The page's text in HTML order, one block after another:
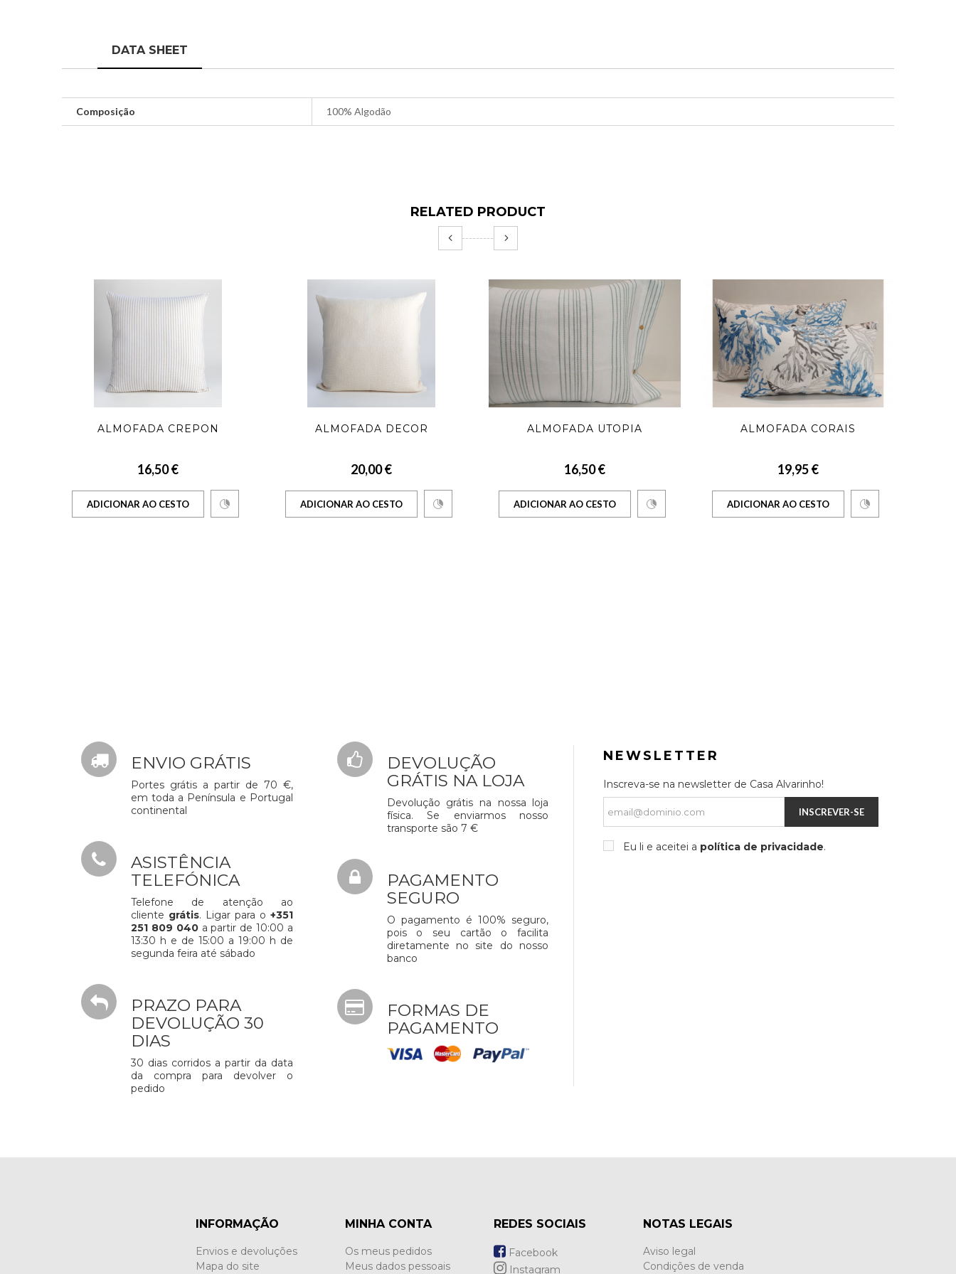
DATA SHEET
Composição 100% Algodão
RELATED PRODUCT
ALMOFADA CREPON
16,50 €
ADICIONAR AO CESTO
ALMOFADA DECOR
20,00 €
ADICIONAR AO CESTO
ALMOFADA UTOPIA
16,50 €
ADICIONAR AO CESTO
ALMOFADA CORAIS
19,95 €
ADICIONAR AO CESTO
ENVIO GRÁTIS
Portes grátis a partir de 70 €,
em toda a Península e Portugal
continental
ASISTÊNCIA
TELEFÓNICA
Telefone de atenção ao
cliente grátis. Ligar para o +351
251 809 040a partir de 10:00 a
13:30 h e de 15:00 a 19:00 h de
segunda feira até sábado
PRAZO PARA
DEVOLUÇÃO 30
DIAS
30 dias corridos a partir da data
da compra para devolver o
pedido
DEVOLUÇÃO
GRÁTIS NA LOJA
Devolução grátis na nossa loja
física. Se enviarmos nosso
transporte são 7 €
PAGAMENTO
SEGURO
O pagamento é 100% seguro,
pois o seu cartão o facilita
diretamente no site do nosso
banco
FORMAS DE
PAGAMENTO
NEWSLETTER
Inscreva-se na newsletter de Casa Alvarinho!
INSCREVER-SE
Eu li e aceitei a política de privacidade.
INFORMAÇÃO
Envios e devoluções
Mapa do site
MINHA CONTA
Os meus pedidos
Meus dados pessoais
REDES SOCIAIS
Facebook
Instagram
NOTAS LEGAIS
Aviso legal
Condições de venda